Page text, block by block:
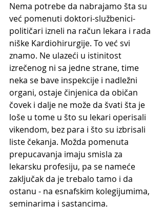
Nema potrebe da nabrajamo šta su
već pomenuti doktori-službenici-
političari izneli na račun lekara i rada
niške Kardiohirurgije. To već svi
znamo. Ne ulazeći u istinitost
izrečenog ni sa jedne strane, time
neka se bave inspekcije i nadležni
organi, ostaje činjenica da običan
čovek i dalje ne može da švati šta je
loše u tome u što su lekari operisali
vikendom, bez para i što su izbrisali
liste čekanja. Možda pomenuta
prepucavanja imaju smisla za
lekarsku profesiju, pa se nameće
zaključak da je trebalo tamo i da
ostanu - na esnafskim kolegijumima,
seminarima i sastancima.